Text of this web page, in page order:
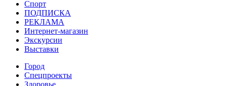
Спорт
ПОДПИСКА
РЕКЛАМА
Интернет-магазин
Экскурсии
Выставки
Город
Спецпроекты
Здоровье